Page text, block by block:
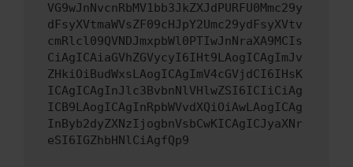
VG9wJnNvcnRbMV1bb3JkZXJdPURFU0Mmc29y
dFsyXVtmaWVsZF09cHJpY2Umc29ydFsyXVtv
cmRlcl09QVNDJmxpbWl0PTIwJnNraXA9MCIs
CiAgICAiaGVhZGVycyI6IHt9LAogICAgImJv
ZHkiOiBudWxsLAogICAgImV4cGVjdCI6IHsK
ICAgICAgInJlc3BvbnNlVHlwZSI6ICIiCiAg
ICB9LAogICAgInRpbWVvdXQiOiAwLAogICAg
InByb2dyZXNzIjogbnVsbCwKICAgICJyaXNr
eSI6IGZhbHNlCiAgfQp9